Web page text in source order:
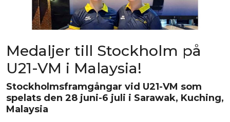
Medaljer till Stockholm på
U21-VM i Malaysia!
Stockholmsframgångar vid U21-VM som
spelats den 28 juni-6 juli i Sarawak, Kuching,
Malaysia